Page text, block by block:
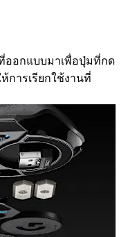
ออกแบบมาเพื่อปุ่มที่กด
การเรียกใช้งานที่